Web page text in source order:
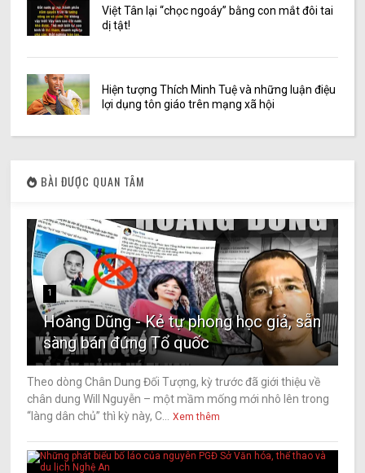
Việt Tân lại “chọc ngoáy” bằng con mắt đôi tai
dị tật!
Hiện tượng Thích Minh Tuệ và những luận điệu
lợi dụng tôn giáo trên mạng xã hội
BÀI ĐƯỢC QUAN TÂM
1
Hoàng Dũng - Kẻ tự phong học giả, sẵn
sàng bán đứng Tổ quốc
Theo dòng Chân Dung Đối Tượng, kỳ trước đã giới thiệu về
chân dung Will Nguyễn – một mầm mống mới nhô lên trong
“làng dân chủ” thì kỳ này, C...
Xem thêm